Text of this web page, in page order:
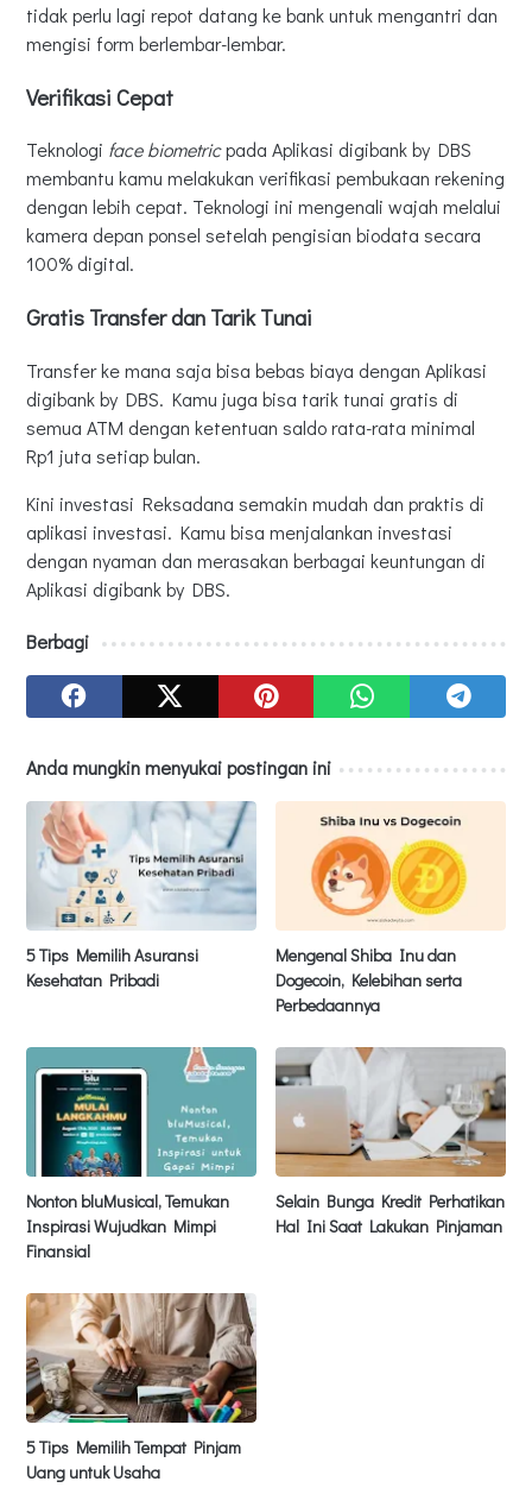
tidak perlu lagi repot datang ke bank untuk mengantri dan
mengisi form berlembar-lembar.
Verifikasi Cepat
Teknologi face biometricpada Aplikasi digibank by DBS
membantu kamu melakukan verifikasi pembukaan rekening
dengan lebih cepat. Teknologi ini mengenali wajah melalui
kamera depan ponsel setelah pengisian biodata secara
100% digital.
Gratis Transfer dan Tarik Tunai
Transfer ke mana saja bisa bebas biaya dengan Aplikasi
digibank by DBS. Kamu juga bisa tarik tunai gratis di
semua ATM dengan ketentuan saldo rata-rata minimal
Rp1 juta setiap bulan.
Kini investasi Reksadana semakin mudah dan praktis di
aplikasi investasi. Kamu bisa menjalankan investasi
dengan nyaman dan merasakan berbagai keuntungan di
Aplikasi digibank by DBS.
Berbagi
Anda mungkin menyukai postingan ini
5 Tips Memilih Asuransi
Kesehatan Pribadi
Mengenal Shiba Inu dan
Dogecoin, Kelebihan serta
Perbedaannya
Nonton bluMusical, Temukan
Inspirasi Wujudkan Mimpi
Finansial
Selain Bunga Kredit Perhatikan
Hal Ini Saat Lakukan Pinjaman
5 Tips Memilih Tempat Pinjam
Uang untuk Usaha